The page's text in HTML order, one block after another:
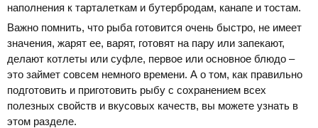
наполнения к тарталеткам и бутербродам, канапе и тостам.
Важно помнить, что рыба готовится очень быстро, не имеет
значения, жарят ее, варят, готовят на пару или запекают,
делают котлеты или суфле, первое или основное блюдо –
это займет совсем немного времени. А о том, как правильно
подготовить и приготовить рыбу с сохранением всех
полезных свойств и вкусовых качеств, вы можете узнать в
этом разделе.